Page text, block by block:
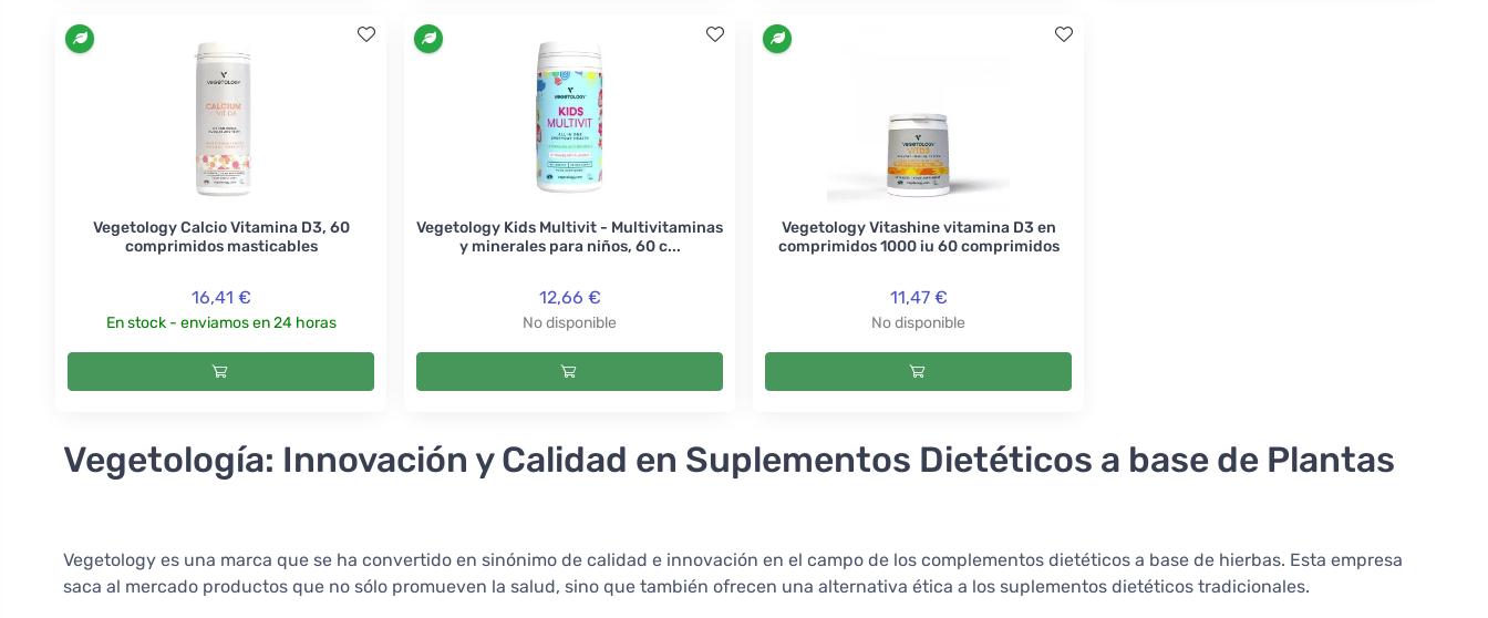
Vegetology Calcio Vitamina D3, 60
comprimidos masticables
16,41 €
En stock - enviamos en 24 horas
Vegetology Kids Multivit - Multivitaminas
y minerales para niños, 60 c...
12,66 €
No disponible
Vegetology Vitashine vitamina D3 en
comprimidos 1000 iu 60 comprimidos
11,47 €
No disponible
Vegetología: Innovación y Calidad en Suplementos Dietéticos a base de Plantas
Vegetology es una marca que se ha convertido en sinónimo de calidad e innovación en el campo de los complementos dietéticos a base de hierbas. Esta empresa
saca al mercado productos que no sólo promueven la salud, sino que también ofrecen una alternativa ética a los suplementos dietéticos tradicionales.